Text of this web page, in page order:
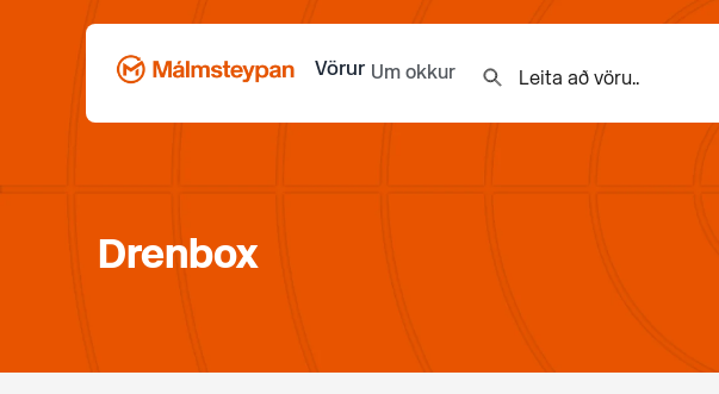
Vörur Um okkur
Drenbox